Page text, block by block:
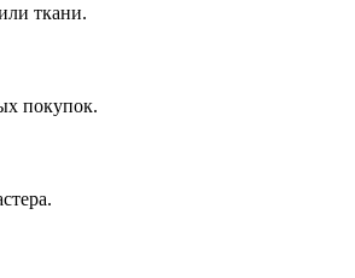
ткани.
покупок.